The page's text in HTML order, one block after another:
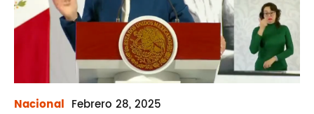
Nacional Febrero 28, 2025